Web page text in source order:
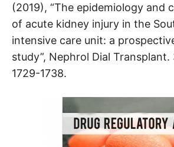
(2019), “The epidemiology and
of acute kidney injury in the
intensive care unit: a
study”, Nephrol Dial Transplant.
1729-1738.